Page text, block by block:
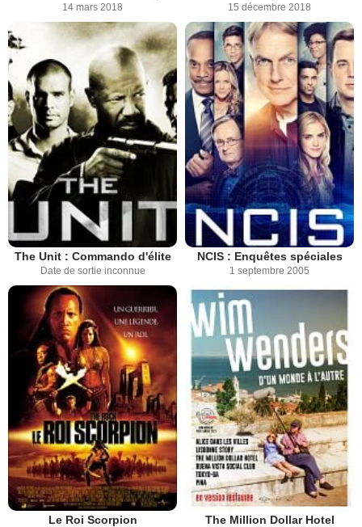
14 mars 2018 15 décembre 2018
The Unit : Commando d'élite
Date de sortie inconnue
NCIS : Enquêtes spéciales
1 septembre 2005
Le Roi Scorpion The Million Dollar Hotel